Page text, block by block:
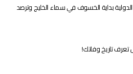
بداية الخسوف في سماء الخليج وترصد
تاريخ وفاتك!